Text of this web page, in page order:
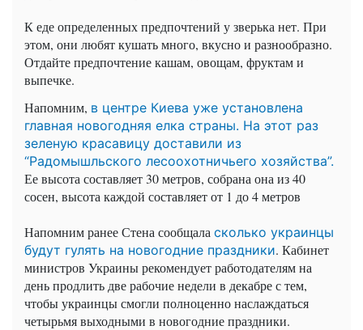
К еде определенных предпочтений у зверька нет. При
этом, они любят кушать много, вкусно и разнообразно.
Отдайте предпочтение кашам, овощам, фруктам и
выпечке.
Напомним, в центре Киева уже установлена
главная новогодняя елка страны. На этот раз
зеленую красавицу доставили из
“Радомышльского лесоохотничьего хозяйства”.
Ее высота составляет 30 метров, собрана она из 40
сосен, высота каждой составляет от 1 до 4 метров
Напомним ранее Стена сообщала сколько украинцы
будут гулять на новогодние праздники. Кабинет
министров Украины рекомендует работодателям на
день продлить две рабочие недели в декабре с тем,
чтобы украинцы смогли полноценно наслаждаться
четырьмя выходными в новогодние праздники.